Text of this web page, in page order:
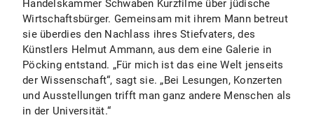
Handelskammer Schwaben Kurzfilme über jüdische
Wirtschaftsbürger. Gemeinsam mit ihrem Mann betreut
sie überdies den Nachlass ihres Stiefvaters, des
Künstlers Helmut Ammann, aus dem eine Galerie in
Pöcking entstand. „Für mich ist das eine Welt jenseits
der Wissenschaft“, sagt sie. „Bei Lesungen, Konzerten
und Ausstellungen trifft man ganz andere Menschen als
in der Universität.“